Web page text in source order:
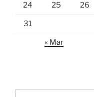
24 25 26
31
« Mar